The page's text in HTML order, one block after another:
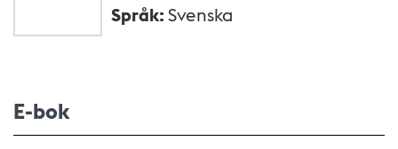
Språk:Svenska
E-bok